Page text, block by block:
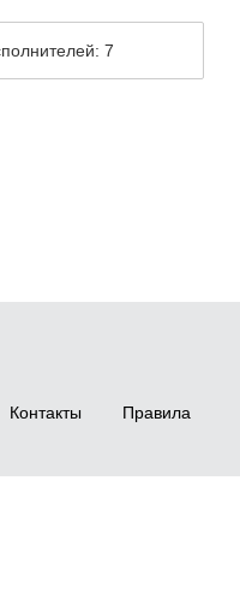
7
Контакты Правила